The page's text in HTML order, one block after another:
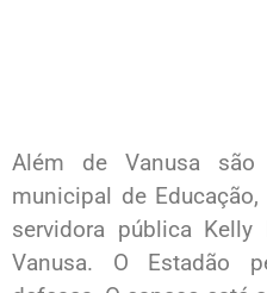
Além de Vanusa são
municipal de
servidora pública
Vanusa. O Estadão